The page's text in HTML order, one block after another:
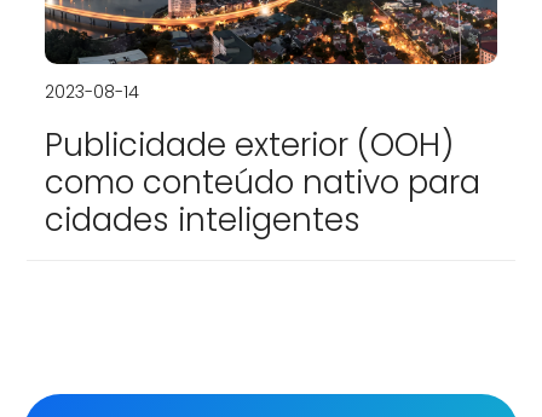
2023-08-14
Publicidade exterior (OOH)
como conteúdo nativo para
cidades inteligentes